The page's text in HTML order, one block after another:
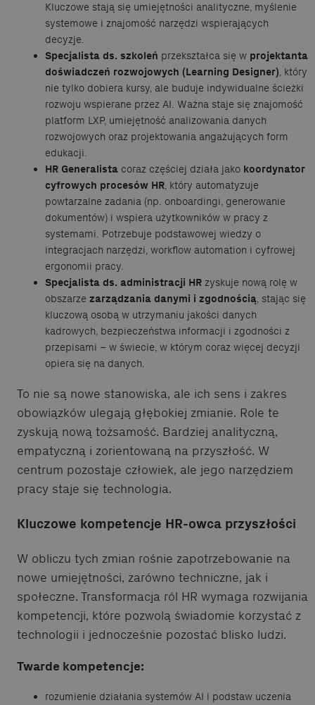
Kluczowe stają się umiejętności analityczne, myślenie
systemowe i znajomość narzędzi wspierających
decyzje.
Specjalista ds. szkoleń przekształca się w projektanta
doświadczeń rozwojowych (Learning Designer), który
nie tylko dobiera kursy, ale buduje indywidualne ścieżki
rozwoju wspierane przez AI. Ważna staje się znajomość
platform LXP, umiejętność analizowania danych
rozwojowych oraz projektowania angażujących form
edukacji.
HR Generalista coraz częściej działa jako koordynator
cyfrowych procesów HR, który automatyzuje
powtarzalne zadania (np. onboardingi, generowanie
dokumentów) i wspiera użytkowników w pracy z
systemami. Potrzebuje podstawowej wiedzy o
integracjach narzędzi, workflow automation i cyfrowej
ergonomii pracy.
Specjalista ds. administracji HR zyskuje nową rolę w
obszarze zarządzania danymi i zgodnością, stając się
kluczową osobą w utrzymaniu jakości danych
kadrowych, bezpieczeństwa informacji i zgodności z
przepisami – w świecie, w którym coraz więcej decyzji
opiera się na danych.
To nie są nowe stanowiska, ale ich sens i zakres
obowiązków ulegają głębokiej zmianie. Role te
zyskują nową tożsamość. Bardziej analityczną,
empatyczną i zorientowaną na przyszłość. W
centrum pozostaje człowiek, ale jego narzędziem
pracy staje się technologia.
Kluczowe kompetencje HR-owca przyszłości
W obliczu tych zmian rośnie zapotrzebowanie na
nowe umiejętności, zarówno techniczne, jak i
społeczne. Transformacja ról HR wymaga rozwijania
kompetencji, które pozwolą świadomie korzystać z
technologii i jednocześnie pozostać blisko ludzi.
Twarde kompetencje:
rozumienie działania systemów AI i podstaw uczenia